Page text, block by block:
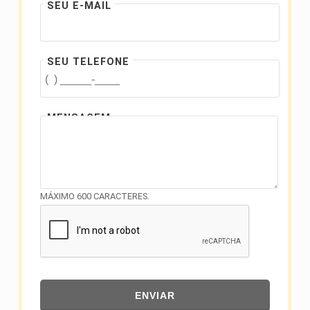
SEU E-MAIL
SEU TELEFONE
MENSAGEM
MÁXIMO 600 CARACTERES.
ENVIAR